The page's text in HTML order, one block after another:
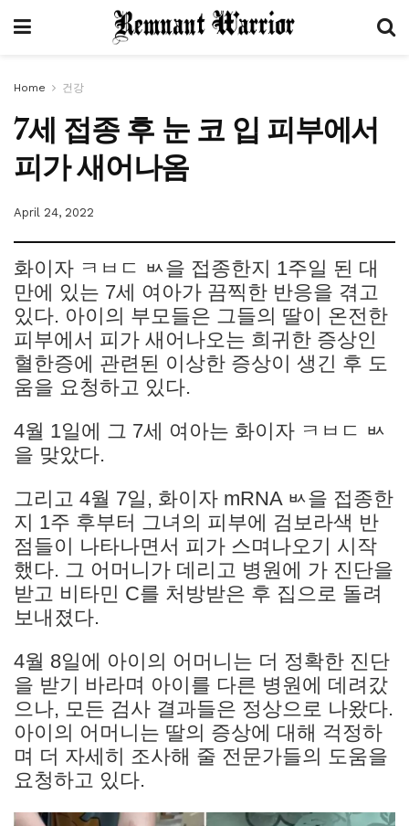
Home 건강
7세 접종 후 눈 코 입 피부에서
피가 새어나옴
April 24, 2022
화이자 ㅋㅂㄷ ㅄ을 접종한지 1주일 된 대
만에 있는 7세 여아가 끔찍한 반응을 겪고
있다. 아이의 부모들은 그들의 딸이 온전한
피부에서 피가 새어나오는 희귀한 증상인
혈한증에 관련된 이상한 증상이 생긴 후 도
움을 요청하고 있다.
4월 1일에 그 7세 여아는 화이자 ㅋㅂㄷ ㅄ
을 맞았다.
그리고 4월 7일, 화이자 mRNA ㅄ을 접종한
지 1주 후부터 그녀의 피부에 검보라색 반
점들이 나타나면서 피가 스며나오기 시작
했다. 그 어머니가 데리고 병원에 가 진단을
받고 비타민 C를 처방받은 후 집으로 돌려
보내졌다.
4월 8일에 아이의 어머니는 더 정확한 진단
을 받기 바라며 아이를 다른 병원에 데려갔
으나, 모든 검사 결과들은 정상으로 나왔다.
아이의 어머니는 딸의 증상에 대해 걱정하
며 더 자세히 조사해 줄 전문가들의 도움을
요청하고 있다.